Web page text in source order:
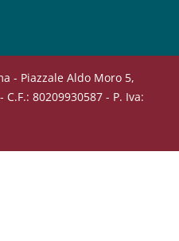
- Piazzale Aldo Moro 5,
80209930587 - P. Iva: